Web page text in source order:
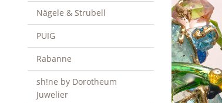
Nägele & Strubell
PUIG
Rabanne
sh!ne by Dorotheum
Juwelier